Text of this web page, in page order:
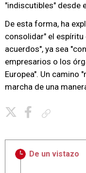
"indiscutibles" desde
De esta forma, ha
consolidar" el espíritu
acuerdos", ya sea
empresarios o los
Europea". Un camino
marcha de una
De un vistazo